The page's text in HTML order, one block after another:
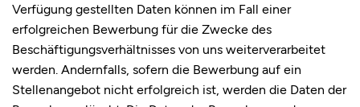
Verfügung gestellten Daten können im Fall einer
erfolgreichen Bewerbung für die Zwecke des
Beschäftigungsverhältnisses von uns weiterverarbeitet
werden. Andernfalls, sofern die Bewerbung auf ein
Stellenangebot nicht erfolgreich ist, werden die Daten der